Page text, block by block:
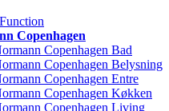
Copenhagen
Copenhagen Bad
Copenhagen Belysning
Copenhagen Entre
Copenhagen Køkken
Copenhagen Living